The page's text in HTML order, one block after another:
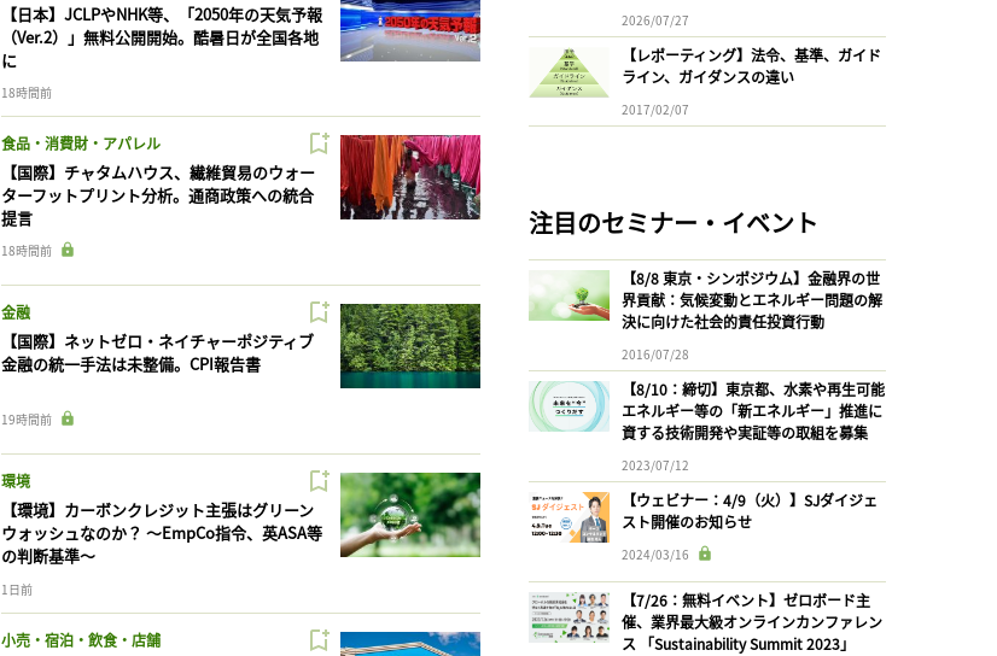
【日本】JCLPやNHK等、「2050年の天気予報
（Ver.2）」無料公開開始。酷暑日が全国各地
に
18時間前
食品・消費財・アパレル
【国際】チャタムハウス、繊維貿易のウォー
ターフットプリント分析。通商政策への統合
提言
18時間前
金融
【国際】ネットゼロ・ネイチャーポジティブ
金融の統一手法は未整備。CPI報告書
19時間前
環境
【環境】カーボンクレジット主張はグリーン
ウォッシュなのか？ 〜EmpCo指令、英ASA等
の判断基準〜
1日前
小売・宿泊・飲食・店舗
2026/07/27
【レポーティング】法令、基準、ガイド
ライン、ガイダンスの違い
2017/02/07
注目のセミナー・イベント
【8/8 東京・シンポジウム】金融界の世
界貢献：気候変動とエネルギー問題の解
決に向けた社会的責任投資行動
2016/07/28
【8/10：締切】東京都、水素や再生可能
エネルギー等の「新エネルギー」推進に
資する技術開発や実証等の取組を募集
2023/07/12
【ウェビナー：4/9（火）】SJダイジェ
スト開催のお知らせ
2024/03/16
【7/26：無料イベント】ゼロボード主
催、業界最大級オンラインカンファレン
ス 「Sustainability Summit 2023」